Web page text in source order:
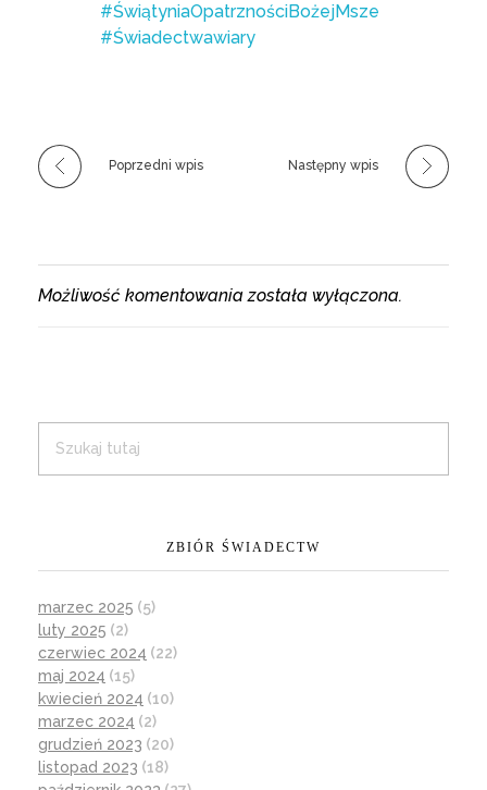
#ŚwiątyniaOpatrznościBożejMsze
#Świadectwawiary
Poprzedni wpis Następny wpis
Możliwość komentowania została wyłączona.
ZBIÓR ŚWIADECTW
marzec 2025 (5)
luty 2025 (2)
czerwiec 2024 (22)
maj 2024 (15)
kwiecień 2024 (10)
marzec 2024 (2)
grudzień 2023 (20)
listopad 2023 (18)